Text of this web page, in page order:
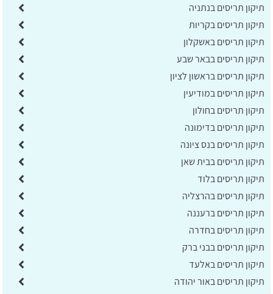
תיקון תריסים בנתניה
תיקון תריסים בקריות
תיקון תריסים באשקלון
תיקון תריסים בבאר שבע
תיקון תריסים בראשון לציון
תיקון תריסים במודיעין
תיקון תריסים בחולון
תיקון תריסים בדימונה
תיקון תריסים בנס ציונה
תיקון תריסים בבית שאן
תיקון תריסים בלוד
תיקון תריסים בהרצליה
תיקון תריסים ברעננה
תיקון תריסים בחדרה
תיקון תריסים בבני ברק
תיקון תריסים באלעד
תיקון תריסים באור יהודה